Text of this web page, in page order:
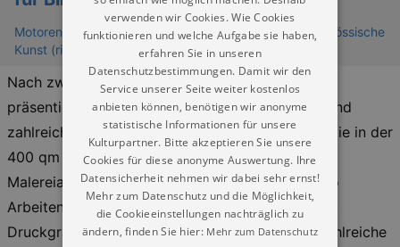
Motorenhalle Kultur Forum - Projektzentrum für zeitgenössische
Kunst (riesa efau)
Nach zwei Wochen intensiver Akademiearbeit
präsentieren die Teilnehmenden ihre Eindrücke und
zahlreiche weitere Resultate der Sommerakademie in der
400 qm großen Motorenhalle in Dresden. Neben
Malereiarbeiten und Zeichnungen werden ebenso
Arbeiten aus den Kursen Skulptur Holz und Stein,
Druckgrafik, Video, Plastik/ Installation sowie zahlreiche
verwenden wir Cookies. Wie Cookies
funktionieren und welche Aufgabe sie haben,
erfahren Sie in unseren
Datenschutzbestimmungen. Damit wir den
Service unserer Seite weiter kostenlos
anbieten können, benötigen wir anonyme
statistische Informationen für unsere
Kulturpartner. Bitte akzeptieren Sie unsere
Cookies für diese anonyme Auswertung. Ihre
Datensicherheit nehmen wir dabei sehr ernst!
Mehr zum Datenschutz und die Möglichkeit,
die Cookieeinstellungen nachträglich zu
ändern, finden Sie hier: Mehr zum Datenschutz